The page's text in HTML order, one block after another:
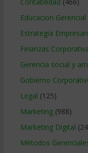
Educacion Gerencial
Estrategia
Finanzas
Gerencia social y
Gobierno
Legal (125)
Marketing(988)
Marketing Digital
Métodos